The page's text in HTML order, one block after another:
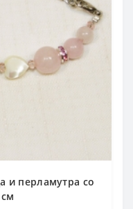
и перламутра со